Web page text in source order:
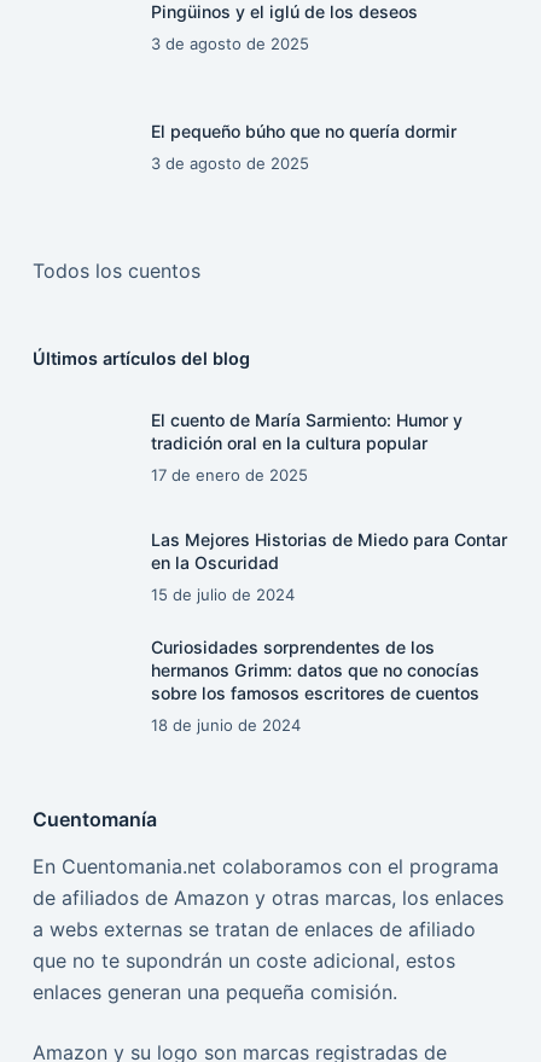
Pingüinos y el iglú de los deseos
3 de agosto de 2025
El pequeño búho que no quería dormir
3 de agosto de 2025
Todos los cuentos
Últimos artículos del blog
El cuento de María Sarmiento: Humor y
tradición oral en la cultura popular
17 de enero de 2025
Las Mejores Historias de Miedo para Contar
en la Oscuridad
15 de julio de 2024
Curiosidades sorprendentes de los
hermanos Grimm: datos que no conocías
sobre los famosos escritores de cuentos
18 de junio de 2024
Cuentomanía
En Cuentomania.net colaboramos con el programa
de afiliados de Amazon y otras marcas, los enlaces
a webs externas se tratan de enlaces de afiliado
que no te supondrán un coste adicional, estos
enlaces generan una pequeña comisión.
Amazon y su logo son marcas registradas de